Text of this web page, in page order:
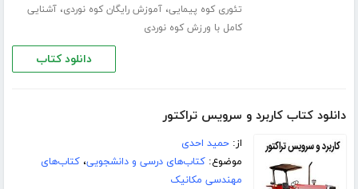
تئوری کوه پیمایی،آموزش رایگان کوه نوردی،آشنایی
کامل با ورزش کوه نوردی
دانلود کتاب
دانلود کتاب کاربرد و سرویس تراکتور
از:حمید احدی
موضوع:کتاب‌های درسی و دانشجویی،کتاب‌های
مهندسی مکانیک